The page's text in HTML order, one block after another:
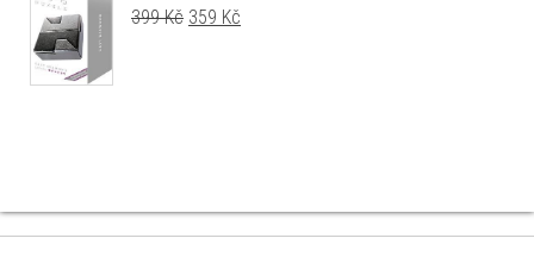
399Kč Původní cena byla: 399 Kč.
359 Kč